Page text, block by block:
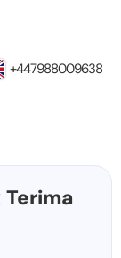
+447988009638